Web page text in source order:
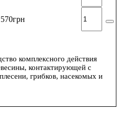
грн
комплексного действия
контактирующей с
грибков, насекомых и